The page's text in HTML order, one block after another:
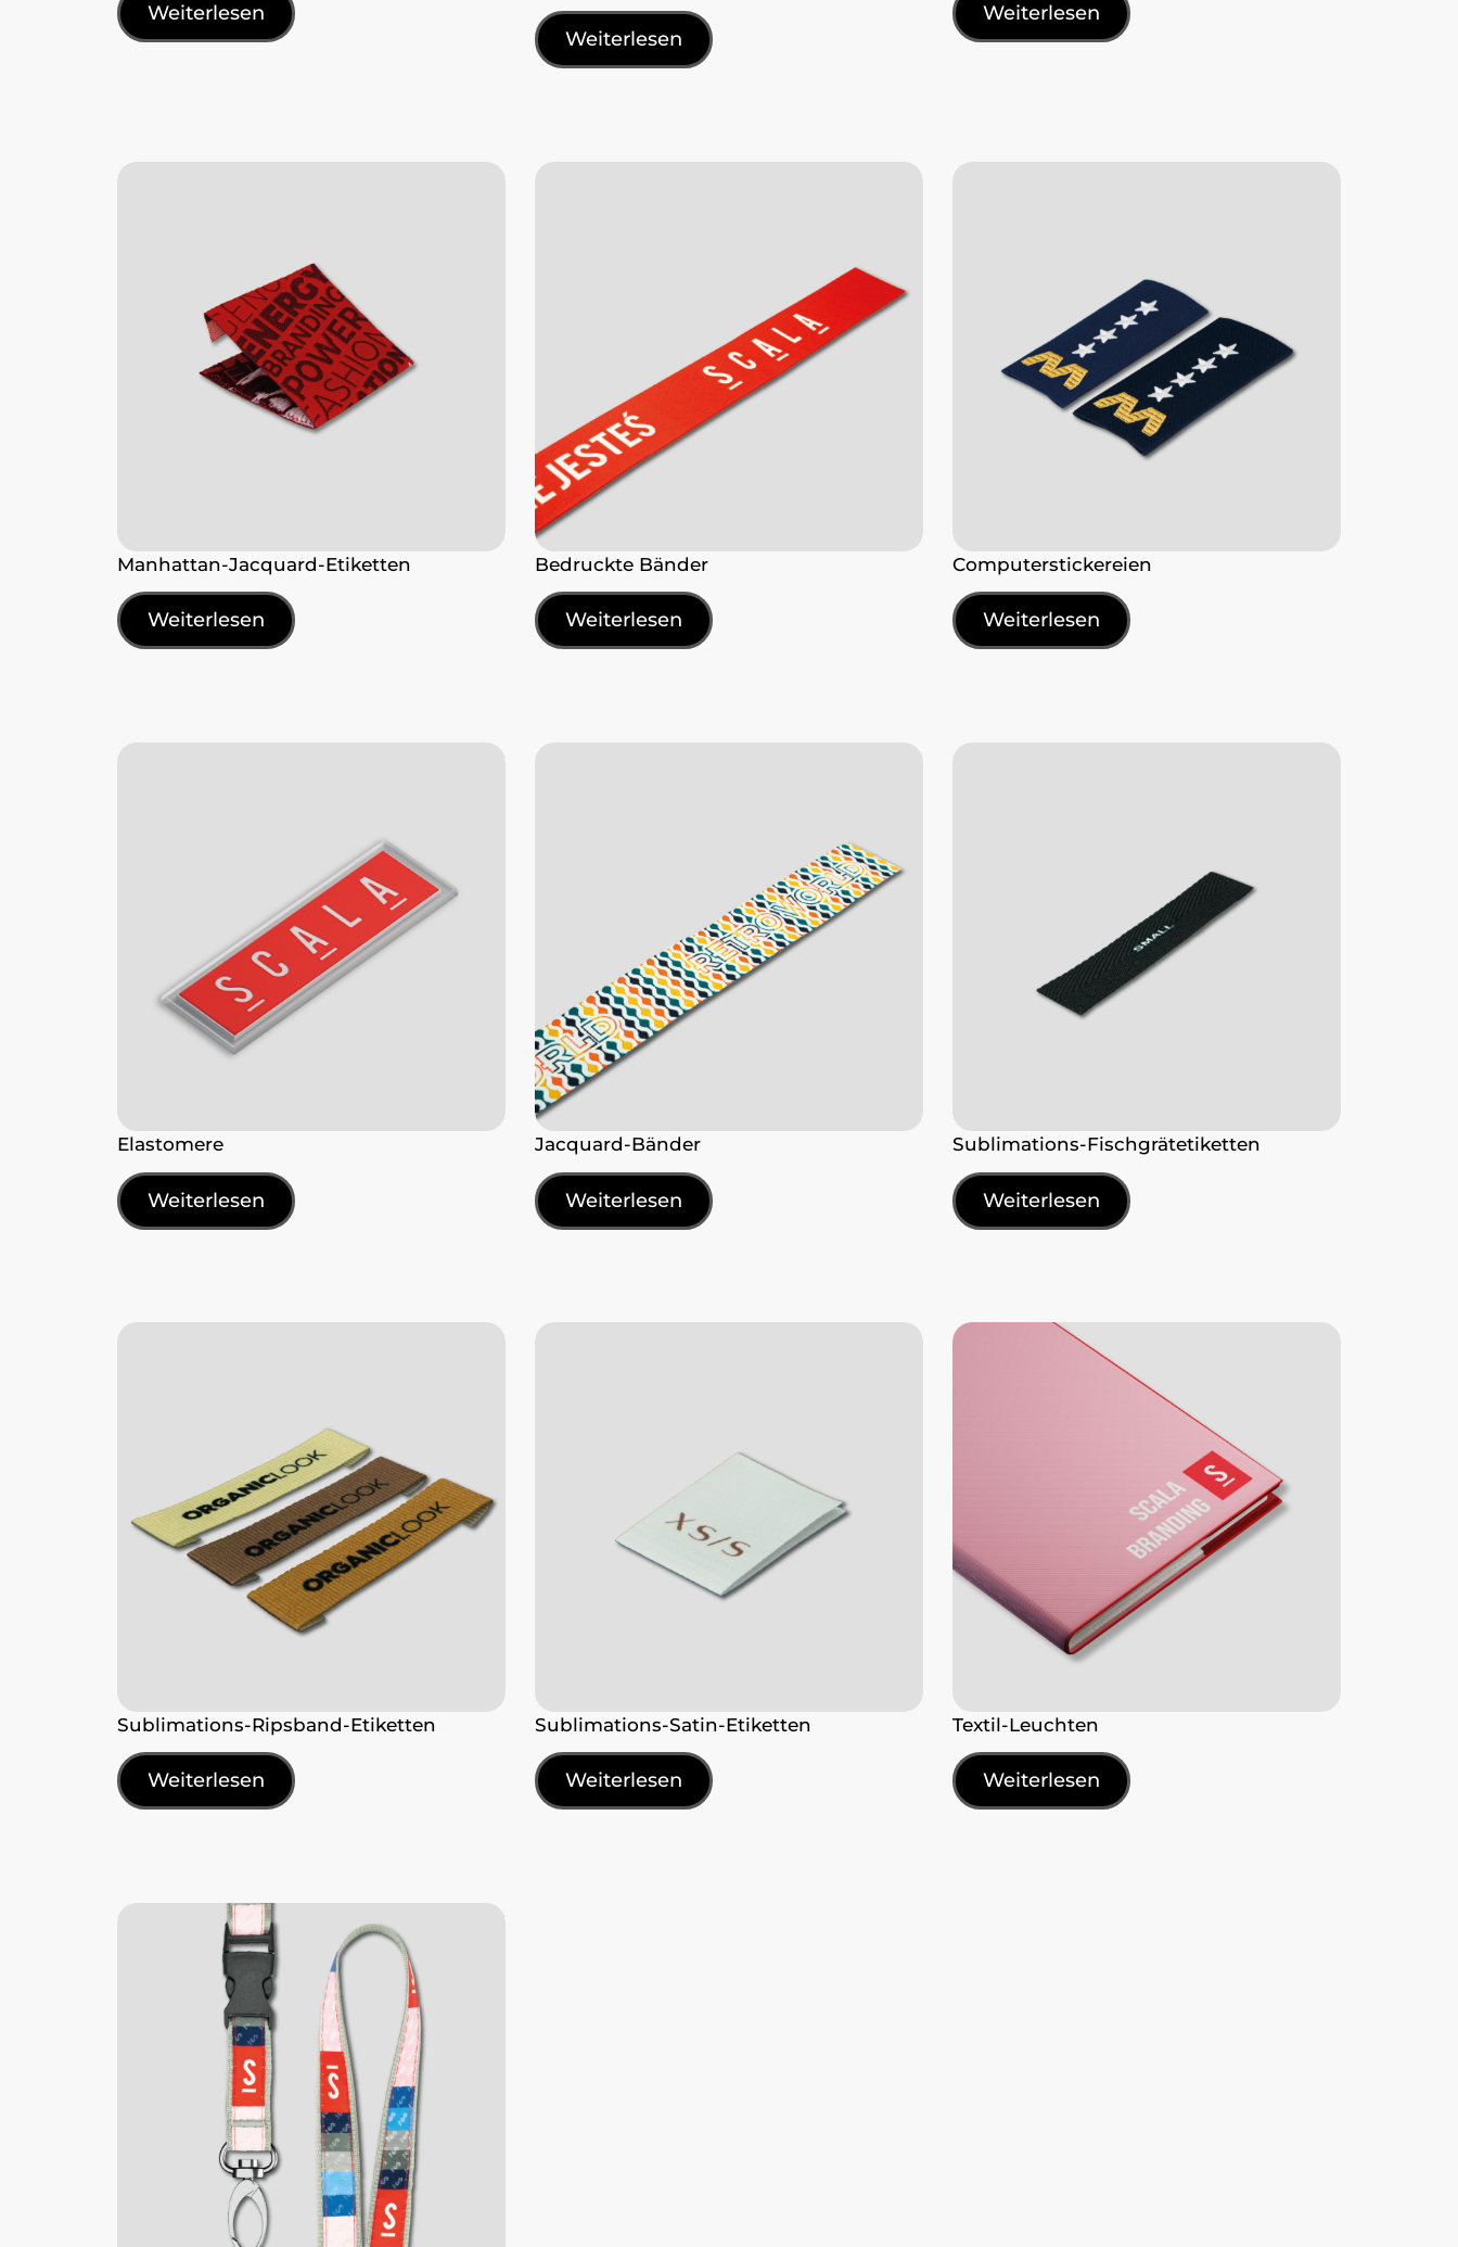
Weiterlesen
Weiterlesen
Weiterlesen
Manhattan-Jacquard-Etiketten
Weiterlesen
Bedruckte Bänder
Weiterlesen
Computerstickereien
Weiterlesen
Elastomere
Weiterlesen
Jacquard-Bänder
Weiterlesen
Sublimations-Fischgrätetiketten
Weiterlesen
Sublimations-Ripsband-Etiketten
Weiterlesen
Sublimations-Satin-Etiketten
Weiterlesen
Textil-Leuchten
Weiterlesen